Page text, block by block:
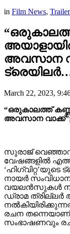
in Film News,
അവസാന
March 22, 2023,
“ഒരുകാലത്ത്
അവസാന വാക്ക്”;
സുരാജ്
വേഷങ്ങളിൽ
‘ഹിഗ്വിറ്റ’യുടെ
നായർ
വയലൻസുകൾ
ഡ്രാമ
രചന തന്നെയാണ്
സംഭാഷണവും